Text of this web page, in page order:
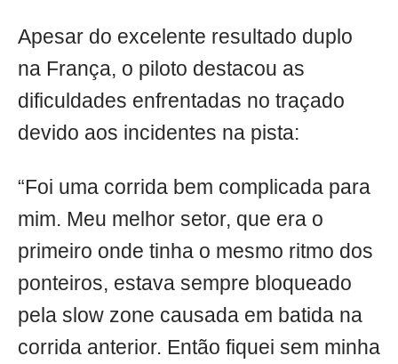
Apesar do excelente resultado duplo
na França, o piloto destacou as
dificuldades enfrentadas no traçado
devido aos incidentes na pista:
“Foi uma corrida bem complicada para
mim. Meu melhor setor, que era o
primeiro onde tinha o mesmo ritmo dos
ponteiros, estava sempre bloqueado
pela slow zone causada em batida na
corrida anterior. Então fiquei sem minha